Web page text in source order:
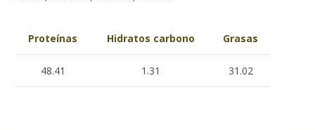
Proteínas Hidratos carbono Grasas
48.41 1.31 31.02